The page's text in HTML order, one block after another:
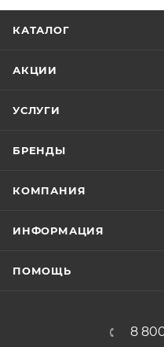
КАТАЛОГ
АКЦИИ
УСЛУГИ
БРЕНДЫ
КОМПАНИЯ
ИНФОРМАЦИЯ
ПОМОЩЬ
8